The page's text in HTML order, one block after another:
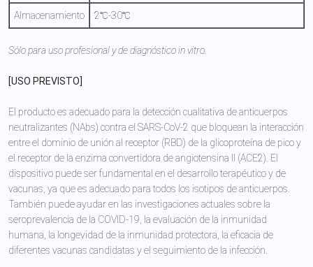
Almacenamiento 2℃-30℃
Sólo para uso profesional y de diagnóstico in vitro.
[USO PREVISTO]
El producto es adecuado para la detección cualitativa de anticuerpos
neutralizantes (NAbs) contra el SARS-CoV-2 que bloquean la interacción
entre el dominio de unión al receptor (RBD) de la glicoproteína de pico y
el receptor de la enzima convertidora de angiotensina Ⅱ (ACE2). El
dispositivo puede ser fundamental en el desarrollo terapéutico y de
vacunas, ya que es adecuado para todos los isotipos de anticuerpos.
También puede ayudar en las investigaciones actuales sobre la
seroprevalencia de la COVID-19, la evaluación de la inmunidad
humana, la longevidad de la inmunidad protectora, la eficacia de
diferentes vacunas candidatas y el seguimiento de la infección.